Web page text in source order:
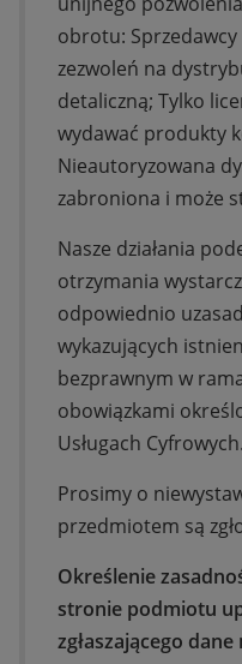
obrotu:
zezwoleń na
detaliczną; Tylko
wydawać produkty
Nieautoryzowana
zabroniona i może
Nasze działania
otrzymania
odpowiednio
wykazujących
bezprawnym w
obowiązkami
Usługach Cyfrowych.
Prosimy o
przedmiotem są
Określenie
stronie podmiotu
zgłaszającego